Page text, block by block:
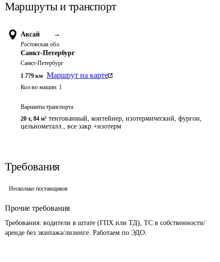
Маршруты и транспорт
Аксай →
Ростовская обл.
Санкт-Петербург
Санкт-Петербург
1 779 км Маршрут на карте
Кол-во машин: 1
Варианты транспорта
20 т, 84 м³ тентованный, контейнер, изотермический, фургон,
цельнометалл., все закр.+изотерм
Требования
Несколько поставщиков
Прочие требования
Требования: водители в штате (ГПХ или ТД), ТС в собственности/